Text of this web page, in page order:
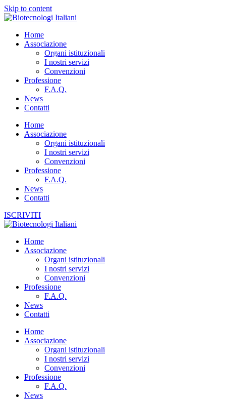
Skip to content
Home
Associazione
Organi istituzionali
I nostri servizi
Convenzioni
Professione
F.A.Q.
News
Contatti
Home
Associazione
Organi istituzionali
I nostri servizi
Convenzioni
Professione
F.A.Q.
News
Contatti
ISCRIVITI
Home
Associazione
Organi istituzionali
I nostri servizi
Convenzioni
Professione
F.A.Q.
News
Contatti
Home
Associazione
Organi istituzionali
I nostri servizi
Convenzioni
Professione
F.A.Q.
News